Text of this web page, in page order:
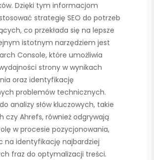
Dzięki tym informacjom
strategię SEO do potrzeb
co przekłada się na lepsze
istotnym narzędziem jest
Console, które umożliwia
strony w wynikach
oraz identyfikację
problemów technicznych.
analizy słów kluczowych, takie
czy Ahrefs, również odgrywają
w procesie pozycjonowania,
na identyfikację najbardziej
fraz do optymalizacji treści.